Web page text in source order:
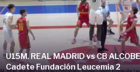
U15M. REAL MADRID vs CB
Cadete Fundación Leucemia 2